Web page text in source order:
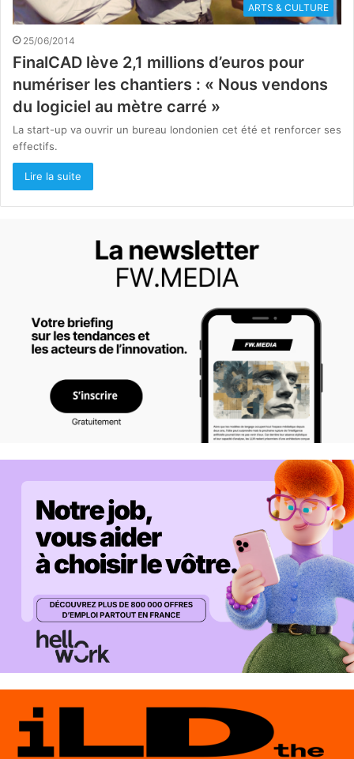
ARTS & CULTURE
25/06/2014
FinalCAD lève 2,1 millions d’euros pour
numériser les chantiers : « Nous vendons
du logiciel au mètre carré »
La start-up va ouvrir un bureau londonien cet été et renforcer ses
effectifs.
Lire la suite